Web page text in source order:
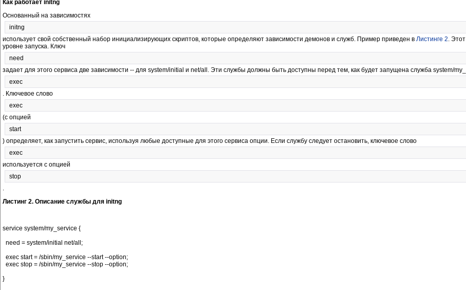
Как работает initng
Основанный на зависимостях
initng
использует свой собственный набор инициализирующих скриптов, которые определяют зависимости демонов и служб. Пример приведен в Листинге 2 .
уровне запуска. Ключ
need
задает для этого сервиса две зависимости -- для system/initial и net/all. Эти службы должны быть доступны перед тем, как будет запущена служба system/
exec
. Ключевое слово
exec
(с опцией
start
) определяет, как запустить сервис, используя любые доступные для этого сервиса опции. Если службу следует остановить, ключевое слово
exec
используется с опцией
stop
Листинг 2. Описание службы для initng
service system/my_service {